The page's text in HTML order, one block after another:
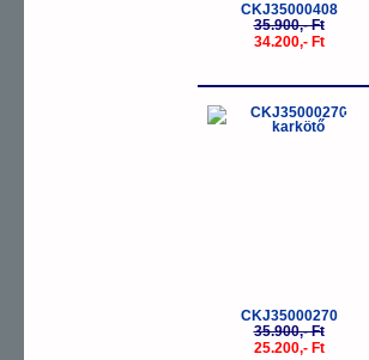
CKJ35000408
35.900,- Ft
34.200,- Ft
-30%
CKJ35000270
35.900,- Ft
25.200,- Ft